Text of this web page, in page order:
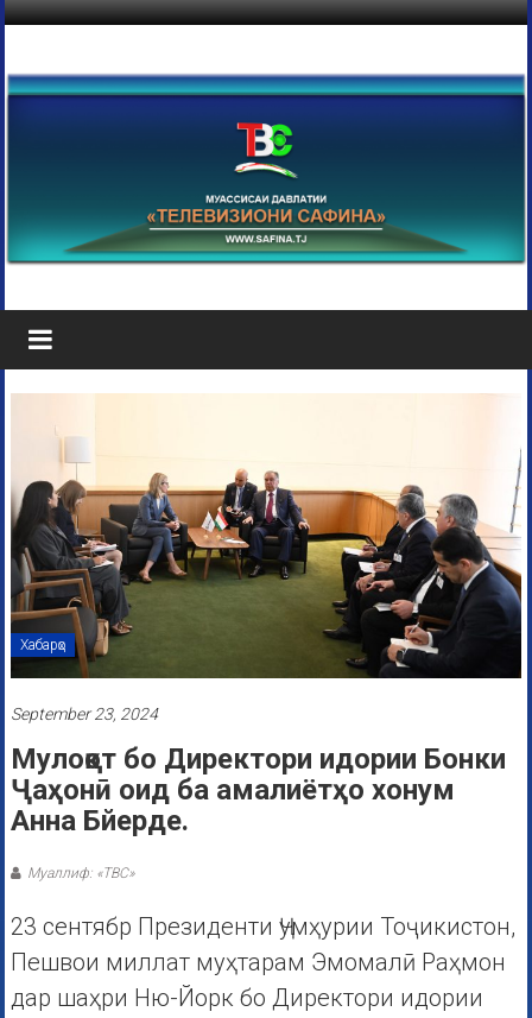
Хабарҳо
September 23, 2024
Мулоқот бо Директори идории Бонки
Ҷаҳонӣ оид ба амалиётҳо хонум
Анна Бйерде.
Муаллиф: «ТВС»
23 сентябр Президенти Ҷумҳурии Тоҷикистон,
Пешвои миллат муҳтарам Эмомалӣ Раҳмон
дар шаҳри Ню-Йорк бо Директори идории